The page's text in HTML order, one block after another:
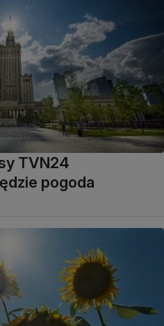
TVN24
pogoda